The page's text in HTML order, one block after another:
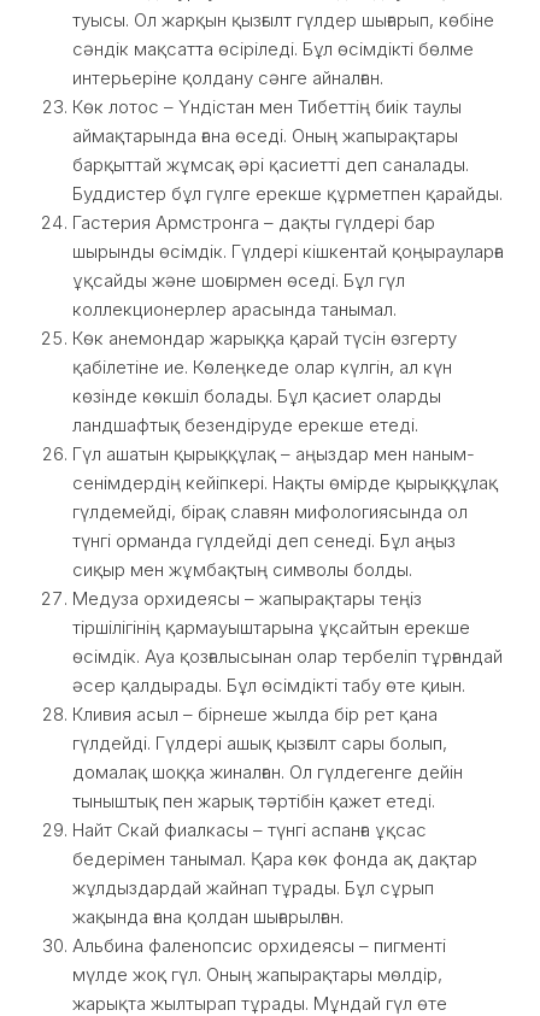
туысы. Ол жарқын қызғылт гүлдер шығарып, көбіне
сәндік мақсатта өсіріледі. Бұл өсімдікті бөлме
интерьеріне қолдану сәнге айналған.
Көк лотос – Үндістан мен Тибеттің биік таулы
аймақтарында ғана өседі. Оның жапырақтары
барқыттай жұмсақ әрі қасиетті деп саналады.
Буддистер бұл гүлге ерекше құрметпен қарайды.
Гастерия Армстронга – дақты гүлдері бар
шырынды өсімдік. Гүлдері кішкентай қоңырауларға
ұқсайды және шоғырмен өседі. Бұл гүл
коллекционерлер арасында танымал.
Көк анемондар жарыққа қарай түсін өзгерту
қабілетіне ие. Көлеңкеде олар күлгін, ал күн
көзінде көкшіл болады. Бұл қасиет оларды
ландшафтық безендіруде ерекше етеді.
Гүл ашатын қырыққұлақ – аңыздар мен наным-
сенімдердің кейіпкері. Нақты өмірде қырыққұлақ
гүлдемейді, бірақ славян мифологиясында ол
түнгі орманда гүлдейді деп сенеді. Бұл аңыз
сиқыр мен жұмбақтың символы болды.
Медуза орхидеясы – жапырақтары теңіз
тіршілігінің қармауыштарына ұқсайтын ерекше
өсімдік. Ауа қозғалысынан олар тербеліп тұрғандай
әсер қалдырады. Бұл өсімдікті табу өте қиын.
Кливия асыл – бірнеше жылда бір рет қана
гүлдейді. Гүлдері ашық қызғылт сары болып,
домалақ шоққа жиналған. Ол гүлдегенге дейін
тыныштық пен жарық тәртібін қажет етеді.
Найт Скай фиалкасы – түнгі аспанға ұқсас
бедерімен танымал. Қара көк фонда ақ дақтар
жұлдыздардай жайнап тұрады. Бұл сұрып
жақында ғана қолдан шығарылған.
Альбина фаленопсис орхидеясы – пигменті
мүлде жоқ гүл. Оның жапырақтары мөлдір,
жарықта жылтырап тұрады. Мұндай гүл өте